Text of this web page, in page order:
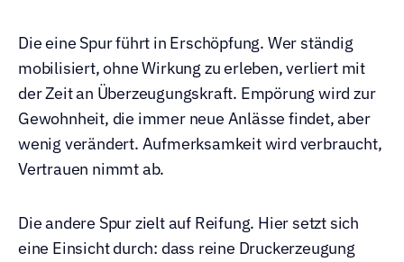
Die eine Spur führt in Erschöpfung. Wer ständig
mobilisiert, ohne Wirkung zu erleben, verliert mit
der Zeit an Überzeugungskraft. Empörung wird zur
Gewohnheit, die immer neue Anlässe findet, aber
wenig verändert. Aufmerksamkeit wird verbraucht,
Vertrauen nimmt ab.
Die andere Spur zielt auf Reifung. Hier setzt sich
eine Einsicht durch: dass reine Druckerzeugung